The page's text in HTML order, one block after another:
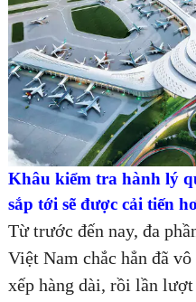
Khâu kiểm tra hành lý
sắp tới sẽ được cải tiến
Từ trước đến nay, đa
Việt Nam chắc hẳn đã
xếp hàng dài, rồi lần